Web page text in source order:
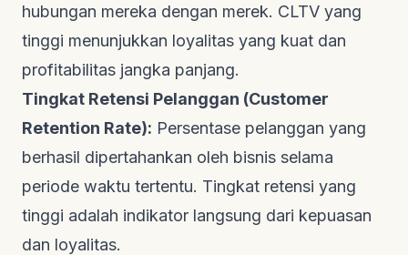
hubungan mereka dengan merek. CLTV yang
tinggi menunjukkan loyalitas yang kuat dan
profitabilitas jangka panjang.
Tingkat Retensi Pelanggan (Customer
Retention Rate): Persentase pelanggan yang
berhasil dipertahankan oleh bisnis selama
periode waktu tertentu. Tingkat retensi yang
tinggi adalah indikator langsung dari kepuasan
dan loyalitas.